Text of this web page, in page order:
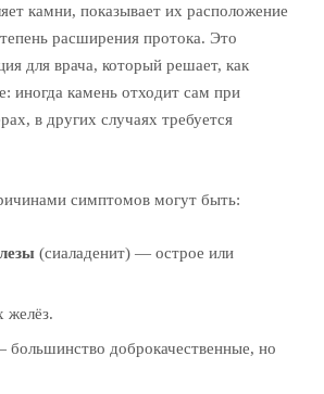
камни, показывает их расположение
расширения протока. Это
для врача, который решает, как
иногда камень отходит сам при
в других случаях требуется
симптомов могут быть:
(сиаладенит) — острое или
желёз.
большинство доброкачественные, но